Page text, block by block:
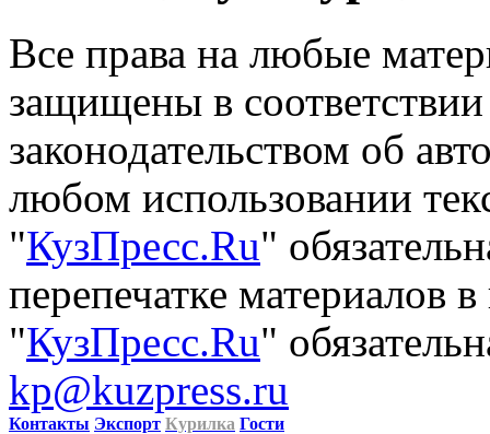
Все права на любые
защищены в
законодательством об
любом использовании
"КузПресс.Ru"
перепечатке материалов
"КузПресс.Ru"
kp@kuzpress.ru
Контакты Экспорт Курилка Гости